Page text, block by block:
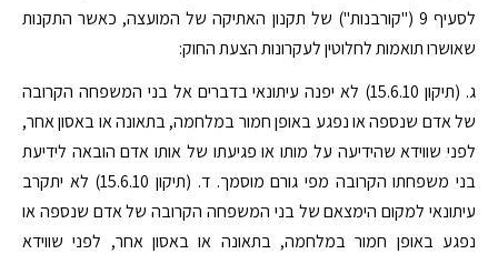
לסעיף 9 ("קורבנות") של תקנון האתיקה של המועצה, כאשר התקנות
שאושרו תואמות לחלוטין לעקרונות הצעת החוק:
ג. (תיקון 15.6.10) לא יפנה עיתונאי בדברים אל בני המשפחה הקרובה
של אדם שנספה או נפגע באופן חמור במלחמה, בתאונה או באסון אחר,
לפני שווידא שהידיעה על מותו או פגיעתו של אותו אדם הובאה לידיעת
בני משפחתו הקרובה מפי גורם מוסמך. ד. (תיקון 15.6.10) לא יתקרב
עיתונאי למקום הימצאם של בני המשפחה הקרובה של אדם שנספה או
נפגע באופן חמור במלחמה, בתאונה או באסון אחר, לפני שווידא